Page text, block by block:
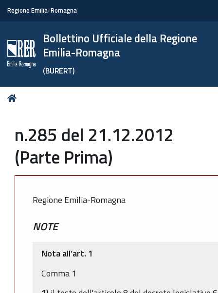
Regione Emilia-Romagna
Bollettino Ufficiale della Regione
Emilia-Romagna
(BURERT)
Tu
n.285 del 21.12.2012
(Parte Prima)
Regione Emilia-Romagna
NOTE
Nota all’art. 1
Comma 1